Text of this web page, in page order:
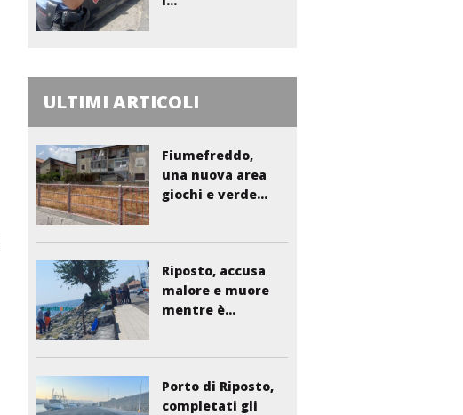
ULTIMI ARTICOLI
Fiumefreddo,
una nuova area
giochi e verde...
Riposto, accusa
malore e muore
mentre è...
Porto di Riposto,
completati gli